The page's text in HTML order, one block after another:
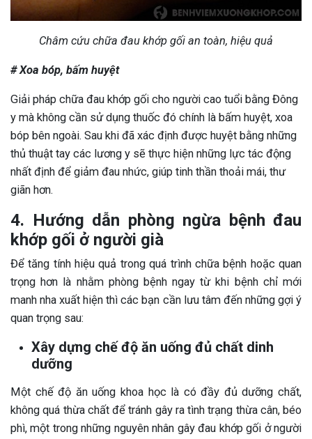
Châm cứu chữa đau khớp gối an toàn, hiệu quả
# Xoa bóp, bấm huyệt
Giải pháp chữa đau khớp gối cho người cao tuổi bằng Đông
y mà không cần sử dụng thuốc đó chính là bấm huyệt, xoa
bóp bên ngoài. Sau khi đã xác định được huyệt bằng những
thủ thuật tay các lương y sẽ thực hiện những lực tác động
nhất định để giảm đau nhức, giúp tinh thần thoải mái, thư
giãn hơn.
4. Hướng dẫn phòng ngừa bệnh đau
khớp gối ở người già
Để tăng tính hiệu quả trong quá trình chữa bệnh hoặc quan
trọng hơn là nhằm phòng bệnh ngay từ khi bệnh chỉ mới
manh nha xuất hiện thì các bạn cần lưu tâm đến những gợi ý
quan trọng sau:
Xây dựng chế độ ăn uống đủ chất dinh
dưỡng
Một chế độ ăn uống khoa học là có đầy đủ dưỡng chất,
không quá thừa chất để tránh gây ra tình trạng thừa cân, béo
phì, một trong những nguyên nhân gây đau khớp gối ở người